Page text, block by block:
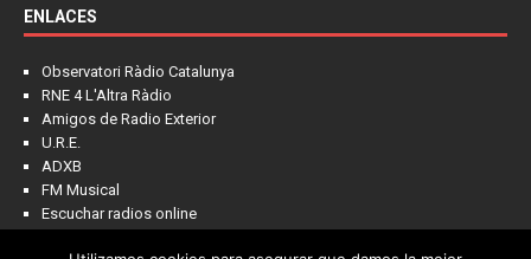
ENLACES
Observatori Ràdio Catalunya
RNE 4 L'Altra Ràdio
Amigos de Radio Exterior
U.R.E.
ADXB
FM Musical
Escuchar radios online